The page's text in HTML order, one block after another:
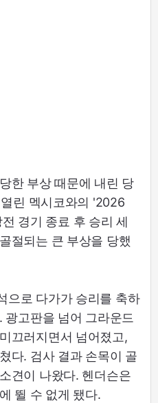
한 부상 때문에 내린 당
린 멕시코와의 '2026
경기 종료 후 승리 세
절되는 큰 부상을 당했
으로 다가가 승리를 축하
광고판을 넘어 그라운드
끄러지면서 넘어졌고,
다. 검사 결과 손목이 골
견이 나왔다. 헨더슨은
뛸 수 없게 됐다.